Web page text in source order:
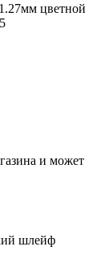
цветной
и может
шлейф